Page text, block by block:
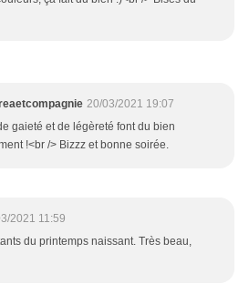
20/03/2021 19:07
gaieté et de légèreté font du bien
!<br /> Bizzz et bonne soirée.
2021 11:59
du printemps naissant. Très beau,